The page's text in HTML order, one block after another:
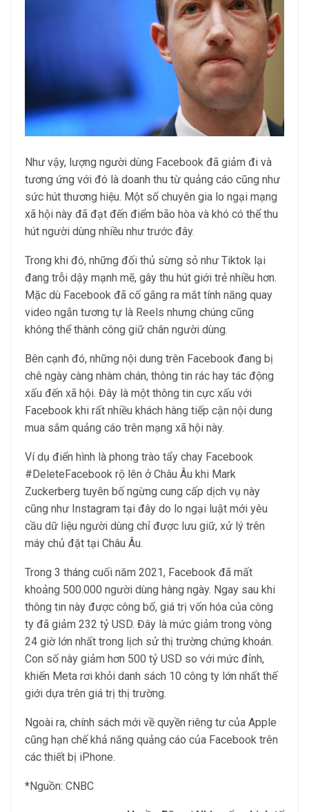
Như vậy, lượng người dùng Facebook đã giảm đi và
tương ứng với đó là doanh thu từ quảng cáo cũng như
sức hút thương hiệu. Một số chuyên gia lo ngại mạng
xã hội này đã đạt đến điểm bão hòa và khó có thể thu
hút người dùng nhiều như trước đây.
Trong khi đó, những đối thủ sừng sỏ như Tiktok lại
đang trỗi dậy mạnh mẽ, gây thu hút giới trẻ nhiều hơn.
Mặc dù Facebook đã cố gắng ra mắt tính năng quay
video ngắn tương tự là Reels nhưng chúng cũng
không thể thành công giữ chân người dùng.
Bên cạnh đó, những nội dung trên Facebook đang bị
chê ngày càng nhàm chán, thông tin rác hay tác động
xấu đến xã hội. Đây là một thông tin cực xấu với
Facebook khi rất nhiều khách hàng tiếp cận nội dung
mua sắm quảng cáo trên mạng xã hội này.
Ví dụ điển hình là phong trào tẩy chay Facebook
#DeleteFacebook rộ lên ở Châu Âu khi Mark
Zuckerberg tuyên bố ngừng cung cấp dịch vụ này
cũng như Instagram tại đây do lo ngại luật mới yêu
cầu dữ liệu người dùng chỉ được lưu giữ, xử lý trên
máy chủ đặt tại Châu Âu.
Trong 3 tháng cuối năm 2021, Facebook đã mất
khoảng 500.000 người dùng hàng ngày. Ngay sau khi
thông tin này được công bố, giá trị vốn hóa của công
ty đã giảm 232 tỷ USD. Đây là mức giảm trong vòng
24 giờ lớn nhất trong lịch sử thị trường chứng khoán.
Con số này giảm hơn 500 tỷ USD so với mức đỉnh,
khiến Meta rơi khỏi danh sách 10 công ty lớn nhất thế
giới dựa trên giá trị thị trường.
Ngoài ra, chính sách mới về quyền riêng tư của Apple
cũng hạn chế khả năng quảng cáo của Facebook trên
các thiết bị iPhone.
*Nguồn: CNBC